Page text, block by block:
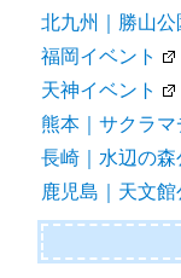
北九州｜勝山公
福岡イベント
天神イベント
熊本｜サクラマ
長崎｜水辺の森
鹿児島｜天文館